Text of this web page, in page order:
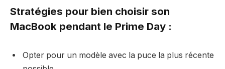
Stratégies pour bien choisir son
MacBook pendant le Prime Day :
Opter pour un modèle avec la puce la plus récente